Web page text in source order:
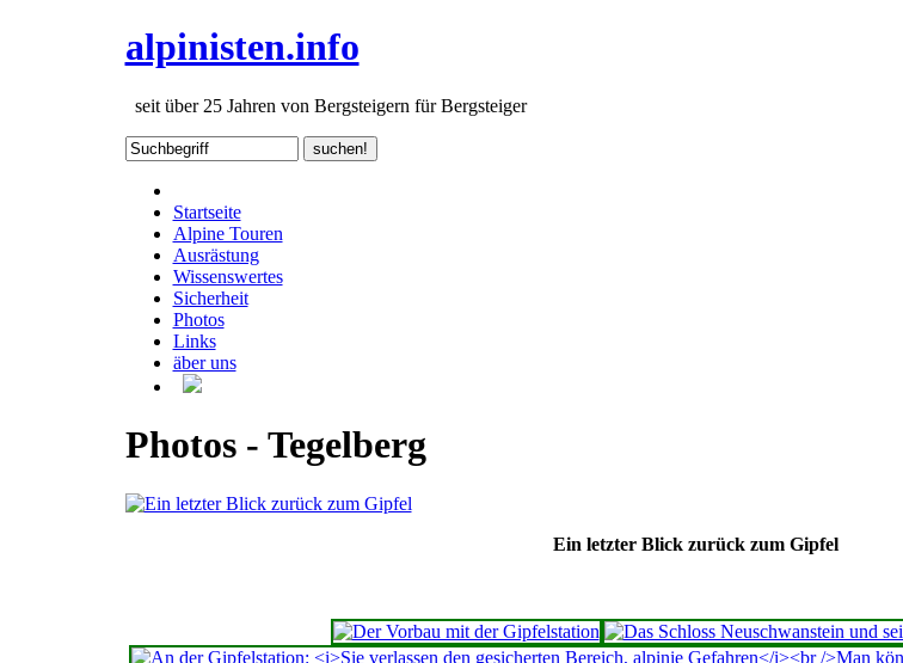
alpinisten.info
seit über 25 Jahren von Bergsteigern für Bergsteiger
Startseite
Alpine Touren
Ausrästung
Wissenswertes
Sicherheit
Photos
Links
äber uns
Photos - Tegelberg
Ein letzter Blick zurück zum Gipfel